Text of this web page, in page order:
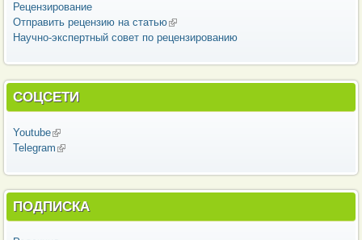
Рецензирование
Отправить рецензию на статью(внешняя ссылка)
Научно-экспертный совет по рецензированию
СОЦСЕТИ
Youtube(внешняя ссылка)
Telegram (внешняя ссылка)
ПОДПИСКА